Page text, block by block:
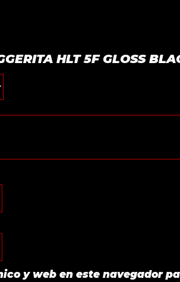
HLT 5F GLOSS
y web en este navegador